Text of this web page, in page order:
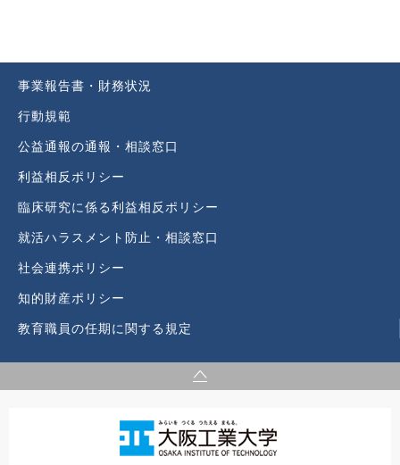
事業報告書・財務状況
行動規範
公益通報の通報・相談窓口
利益相反ポリシー
臨床研究に係る利益相反ポリシー
就活ハラスメント防止・相談窓口
社会連携ポリシー
知的財産ポリシー
教育職員の任期に関する規定